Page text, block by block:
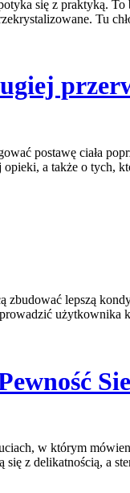
się z praktyką.
Tu
postawę ciała
a także o tych,
zbudować lepszą
w którym
się z delikatnością, a